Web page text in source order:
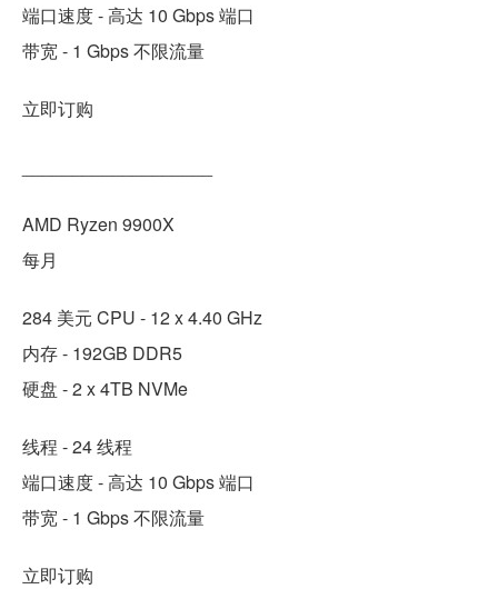
端口速度 - 高达 10 Gbps 端口
带宽 - 1 Gbps 不限流量
立即订购
AMD Ryzen 9900X
每月
284 美元 CPU - 12 x 4.40 GHz
内存 - 192GB DDR5
硬盘 - 2 x 4TB NVMe
线程 - 24 线程
端口速度 - 高达 10 Gbps 端口
带宽 - 1 Gbps 不限流量
立即订购